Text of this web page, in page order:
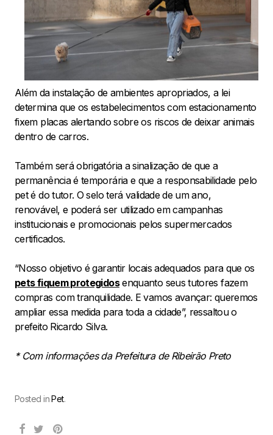
Além da instalação de ambientes apropriados, a lei
determina que os estabelecimentos com estacionamento
fixem placas alertando sobre os riscos de deixar animais
dentro de carros.
Também será obrigatória a sinalização de que a
permanência é temporária e que a responsabilidade pelo
pet é do tutor. O selo terá validade de um ano,
renovável, e poderá ser utilizado em campanhas
institucionais e promocionais pelos supermercados
certificados.
“Nosso objetivo é garantir locais adequados para que os
pets fiquem protegidosenquanto seus tutores fazem
compras com tranquilidade. E vamos avançar: queremos
ampliar essa medida para toda a cidade”, ressaltou o
prefeito Ricardo Silva.
* Com informações da Prefeitura de Ribeirão Preto
Posted inPet.